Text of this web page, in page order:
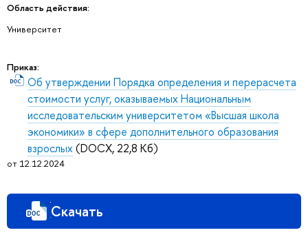
Область действия:
Университет
Приказ:
Об утверждении Порядка определения и перерасчета
стоимости услуг, оказываемых Национальным
исследовательским университетом «Высшая школа
экономики» в сфере дополнительного образования
взрослых(DOCX, 22,8 Кб)
от 12.12.2024
Скачать